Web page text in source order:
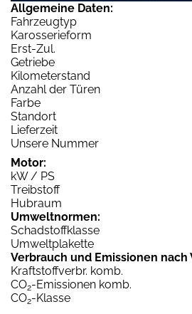
Allgemeine Daten:
Fahrzeugtyp
Karosserieform
Erst-Zul.
Getriebe
Kilometerstand
Anzahl der Türen
Farbe
Standort
Lieferzeit
Unsere Nummer
Motor:
kW / PS
Treibstoff
Hubraum
Umweltnormen:
Schadstoffklasse
Umweltplakette
Verbrauch und Emissionen nach
Kraftstoffverbr. komb.
CO2-Emissionen komb.
CO2-Klasse